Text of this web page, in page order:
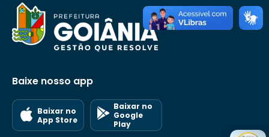
Baixe nosso app
Baixar no
App Store
Baixar no
Google
Play